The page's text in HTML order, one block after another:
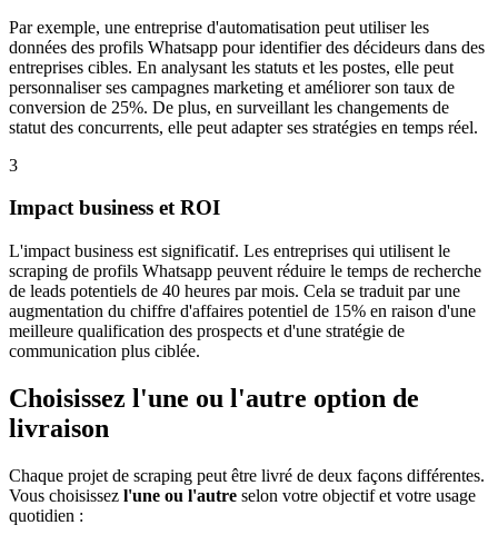
Par exemple, une entreprise d'automatisation peut utiliser les
données des profils Whatsapp pour identifier des décideurs dans des
entreprises cibles. En analysant les statuts et les postes, elle peut
personnaliser ses campagnes marketing et améliorer son taux de
conversion de 25%. De plus, en surveillant les changements de
statut des concurrents, elle peut adapter ses stratégies en temps réel.
3
Impact business et ROI
L'impact business est significatif. Les entreprises qui utilisent le
scraping de profils Whatsapp peuvent réduire le temps de recherche
de leads potentiels de 40 heures par mois. Cela se traduit par une
augmentation du chiffre d'affaires potentiel de 15% en raison d'une
meilleure qualification des prospects et d'une stratégie de
communication plus ciblée.
Choisissez l'une ou l'autre option de
livraison
Chaque projet de scraping peut être livré de deux façons différentes.
Vous choisissez l'une ou l'autre selon votre objectif et votre usage
quotidien :